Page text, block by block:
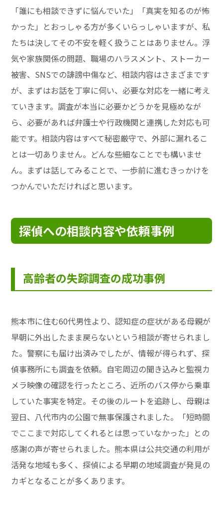
「誰にも相談できずに悩んでいた」「真実を知るのが怖
かった」とおっしゃる方が多くいらっしゃいますが、私
たちは決してその不安を軽く扱うことはありません。浮
気や家族関係の問題、職場のハラスメント、ストーカー
被害、SNSでの誹謗中傷など、相談内容はさまざまです
が、まずはお話を丁寧に伺い、必要な対応を一緒に考え
ていきます。調査が本当に必要かどうかを見極めなが
ら、必要があれば弁護士や行政機関と連携した対応も可
能です。相談内容はすべて秘密厳守で、外部に漏れるこ
とは一切ありません。どんな些細なことでも構いませ
ん。まずは話してみることで、一歩前に進むきっかけを
つかんでいただければと思います。
探偵への相談内容や依頼事例
高齢者の失踪調査の成功事例
熊本市に住む60代男性より、認知症の症状がある母親が
早朝に外出したまま戻らないという相談が寄せられまし
た。警察にも届け出済みでしたが、情報が得られず、探
偵事務所にも調査を依頼。自宅周辺の聞き込みと監視カ
メラ映像の確認を行ったところ、近所のバス停から乗車
していた事実を特定。その後のルートを追跡し、母親は
翌日、八代市内の公園で無事保護されました。「短時間
でここまで対応してくれるとは思っていなかった」との
感謝の声が寄せられました。熊本県は公共交通の利用が
活発な地域も多く、探偵による早期の地域調査が発見の
カギとなることが多くあります。